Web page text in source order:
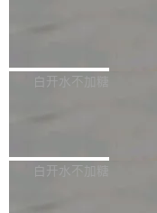
自研的多个文生3D和...
整性保护。效果是：吞吐
让语音识别不再只是听清
w 不要求标准普通话，方
新和少量网页兼容性修
容提供的字体时出现的几
白开水不加糖
发布的 Release Notes
白开水不加糖